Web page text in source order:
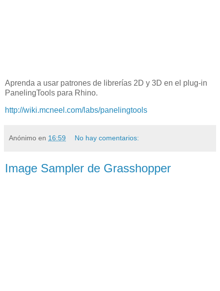
Aprenda a usar patrones de librerías 2D y 3D en el plug-in
PanelingTools para Rhino.
http://wiki.mcneel.com/labs/panelingtools
Anónimo en 16:59 No hay comentarios:
Image Sampler de Grasshopper